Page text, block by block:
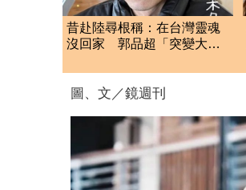
昔赴陸尋根稱：在台灣靈魂
沒回家 郭品超「突變大禿
圖、文／鏡週刊